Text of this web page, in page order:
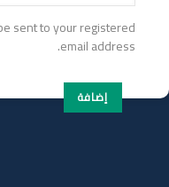
sent to your registered
email address.